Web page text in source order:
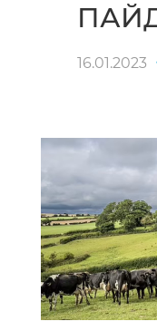
16.01.2023